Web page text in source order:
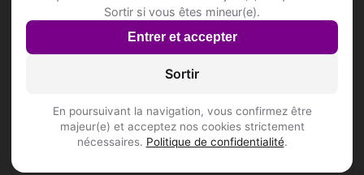
Sortir si vous êtes mineur(e).
Entrer et accepter
Sortir
En poursuivant la navigation, vous confirmez être
majeur(e) et acceptez nos cookies strictement
nécessaires. Politique de confidentialité.
Avenue des Etangs 4
La Roseraie Hôtel
Inscris-toi pour voir le n°
Lotus Bleu
Chaussée Romaine 822